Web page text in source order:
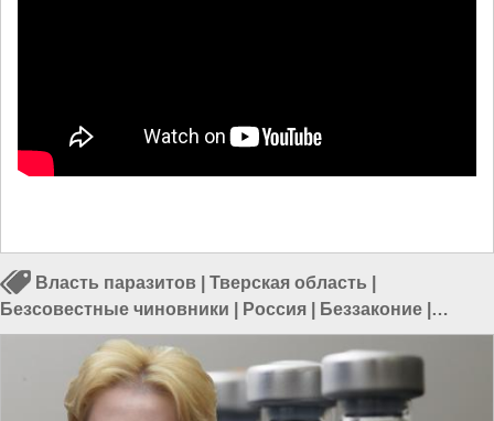
Власть паразитов Тверская область
Безсовестные чиновники
Россия Беззаконие
Цыгане|Власть в РФ